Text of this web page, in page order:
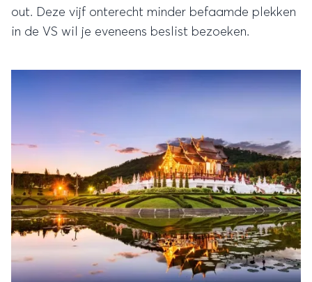
out. Deze vijf onterecht minder befaamde plekken
in de VS wil je eveneens beslist bezoeken.